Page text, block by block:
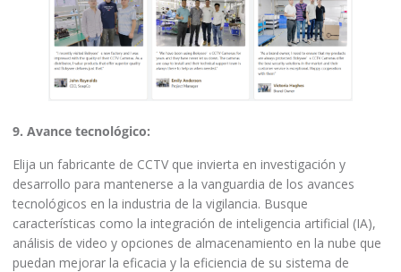
9. Avance tecnológico:
Elija un fabricante de CCTV que invierta en investigación y
desarrollo para mantenerse a la vanguardia de los avances
tecnológicos en la industria de la vigilancia. Busque
características como la integración de inteligencia artificial (IA),
análisis de video y opciones de almacenamiento en la nube que
puedan mejorar la eficacia y la eficiencia de su sistema de